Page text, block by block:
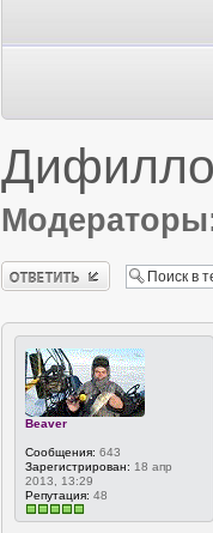
Ответить
Beaver
Сообщения: 643
Зарегистрирован: 18 апр
2013, 13:29
Репутация: 48